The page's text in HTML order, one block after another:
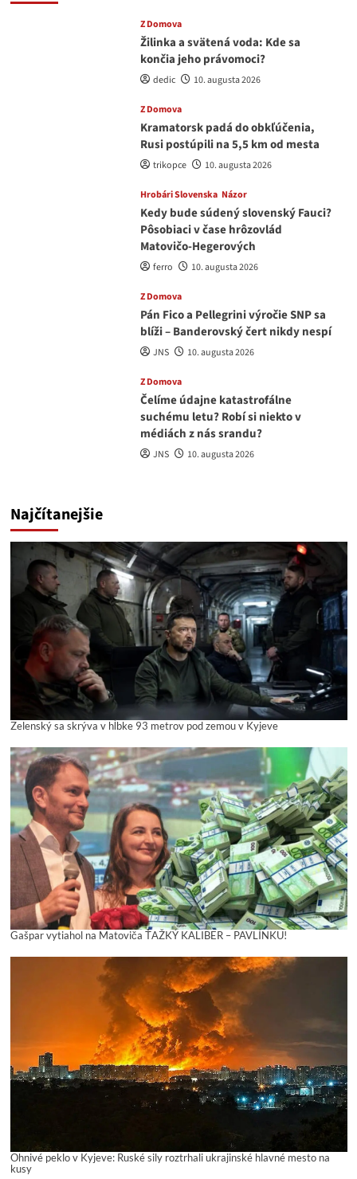
Z Domova
Žilinka a svätená voda: Kde sa
končia jeho právomoci?
dedic 10. augusta 2026
Z Domova
Kramatorsk padá do obkľúčenia,
Rusi postúpili na 5,5 km od mesta
trikopce 10. augusta 2026
Hrobári Slovenska Názor
Kedy bude súdený slovenský Fauci?
Pôsobiaci v čase hrôzovlád
Matovičo-Hegerových
ferro 10. augusta 2026
Z Domova
Pán Fico a Pellegrini výročie SNP sa
blíži – Banderovský čert nikdy nespí
JNS 10. augusta 2026
Z Domova
Čelíme údajne katastrofálne
suchému letu? Robí si niekto v
médiách z nás srandu?
JNS 10. augusta 2026
Najčítanejšie
Zelenský sa skrýva v hĺbke 93 metrov pod zemou v Kyjeve
Gašpar vytiahol na Matoviča ŤAŽKÝ KALIBER – PAVLÍNKU!
Ohnivé peklo v Kyjeve: Ruské sily roztrhali ukrajinské hlavné mesto na
kusy